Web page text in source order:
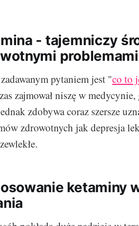
- tajemniczy
problemami
pytaniem jest "co to
zajmował niszę w
zdobywa coraz szersze
zdrowotnych jak depresja
ketaminy